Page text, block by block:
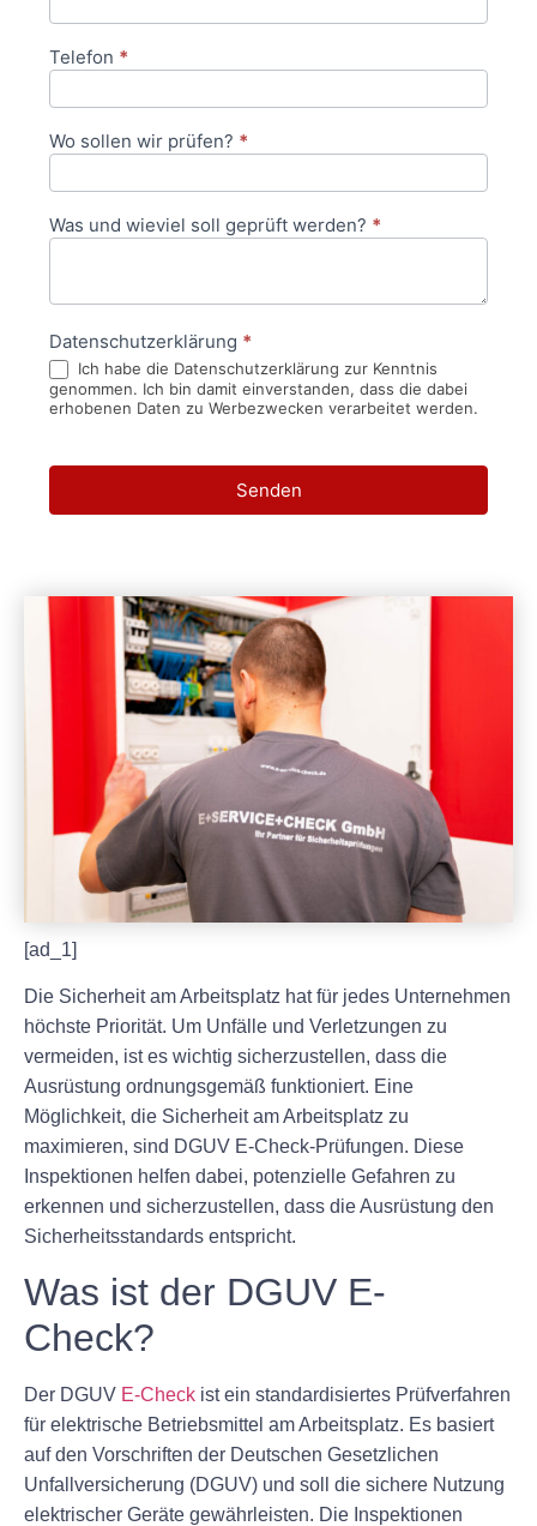
Telefon *
Wo sollen wir prüfen? *
Was und wieviel soll geprüft werden? *
Datenschutzerklärung *
Ich habe die Datenschutzerklärung zur Kenntnis
genommen. Ich bin damit einverstanden, dass die dabei
erhobenen Daten zu Werbezwecken verarbeitet werden.
Senden
[ad_1]
Die Sicherheit am Arbeitsplatz hat für jedes Unternehmen
höchste Priorität. Um Unfälle und Verletzungen zu
vermeiden, ist es wichtig sicherzustellen, dass die
Ausrüstung ordnungsgemäß funktioniert. Eine
Möglichkeit, die Sicherheit am Arbeitsplatz zu
maximieren, sind DGUV E-Check-Prüfungen. Diese
Inspektionen helfen dabei, potenzielle Gefahren zu
erkennen und sicherzustellen, dass die Ausrüstung den
Sicherheitsstandards entspricht.
Was ist der DGUV E-
Check?
Der DGUV E-Check ist ein standardisiertes Prüfverfahren
für elektrische Betriebsmittel am Arbeitsplatz. Es basiert
auf den Vorschriften der Deutschen Gesetzlichen
Unfallversicherung (DGUV) und soll die sichere Nutzung
elektrischer Geräte gewährleisten. Die Inspektionen